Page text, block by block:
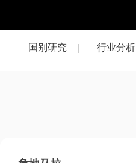
国别研究 行业分析